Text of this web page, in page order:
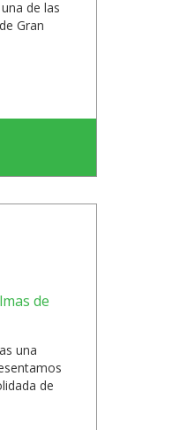
de las
Gran
de
una
de